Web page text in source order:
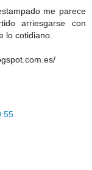
me parece
arriesgarse con
lo cotidiano.